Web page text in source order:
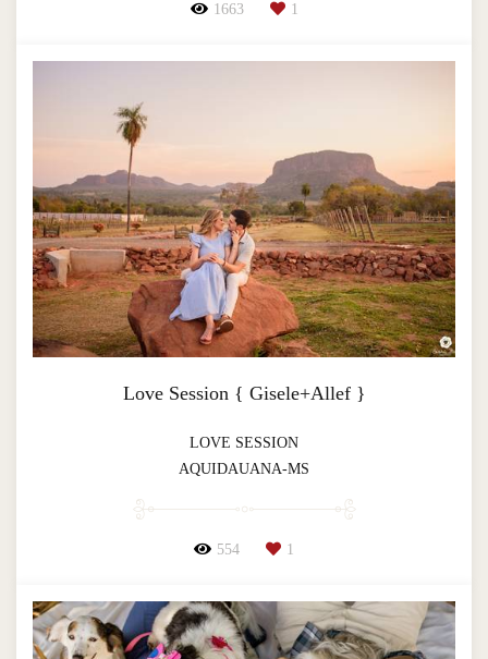
1663 1
Love Session { Gisele+Allef }
LOVE SESSION
AQUIDAUANA-MS
554 1